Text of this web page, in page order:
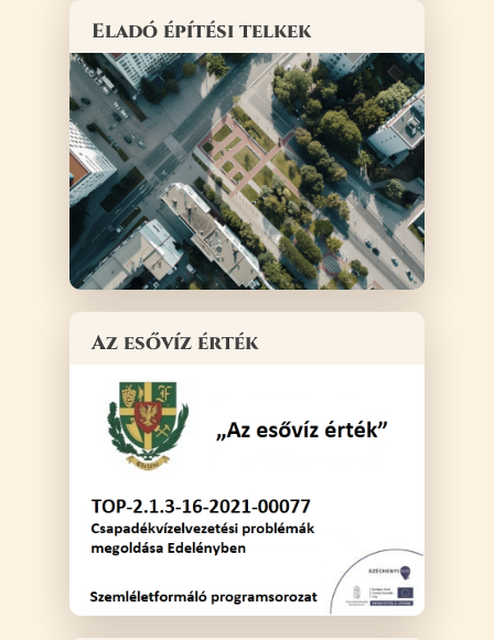
Eladó építési telkek
Az esővíz érték